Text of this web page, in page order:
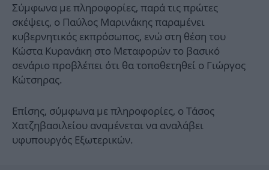
Σύμφωνα με πληροφορίες, παρά τις πρώτες
σκέψεις, ο Παύλος Μαρινάκης παραμένει
κυβερνητικός εκπρόσωπος, ενώ στη θέση του
Κώστα Κυρανάκη στο Μεταφορών το βασικό
σενάριο προβλέπει ότι θα τοποθετηθεί ο Γιώργος
Κώτσηρας.
Επίσης, σύμφωνα με πληροφορίες, ο Τάσος
Χατζηβασιλείου αναμένεται να αναλάβει
υφυπουργός Εξωτερικών.